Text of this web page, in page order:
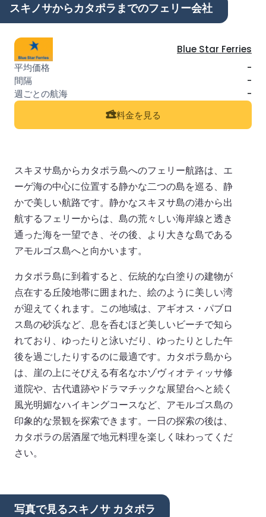
スキノサからカタポラまでのフェリー会社
Blue Star Ferries
-
-
-
料金を見る
スキヌサ島からカタポラ島へのフェリー航路は、エ
ーゲ海の中心に位置する静かな二つの島を巡る、静
かで美しい航路です。静かなスキヌサ島の港から出
航するフェリーからは、島の荒々しい海岸線と透き
通った海を一望でき、その後、より大きな島である
アモルゴス島へと向かいます。
カタポラ島に到着すると、伝統的な白塗りの建物が
点在する丘陵地帯に囲まれた、絵のように美しい湾
が迎えてくれます。この地域は、アギオス・パブロ
ス島の砂浜など、息を呑むほど美しいビーチで知ら
れており、ゆったりと泳いだり、ゆったりとした午
後を過ごしたりするのに最適です。カタポラ島から
は、崖の上にそびえる有名なホゾヴィオティッサ修
道院や、古代遺跡やドラマチックな展望台へと続く
風光明媚なハイキングコースなど、アモルゴス島の
印象的な景観を探索できます。一日の探索の後は、
カタポラの居酒屋で地元料理を楽しく味わってくだ
さい。
写真で見るスキノサ カタポラ